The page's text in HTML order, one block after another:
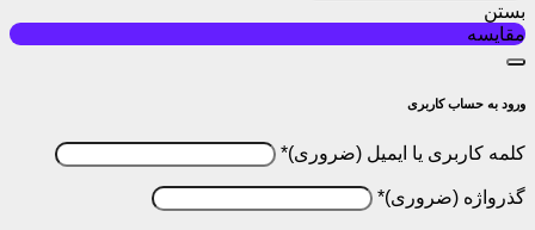
بستن
مقایسه
ورود به حساب کاربری
کلمه کاربری یا ایمیل *
گذرواژه *